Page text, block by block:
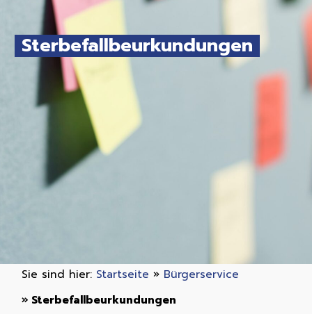
Sterbefallbeurkundungen
Sie sind hier: Startseite » Bürgerservice
»»
Sterbefallbeurkundungen